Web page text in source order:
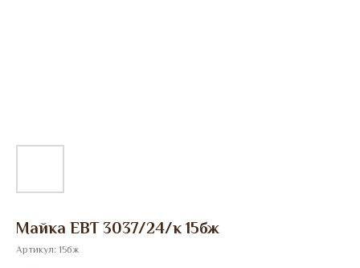
Майка ЕВТ 3037/24/к 15бж
Артикул: 15бж